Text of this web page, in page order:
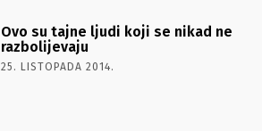
Ovo su tajne ljudi koji se nikad ne
razbolijevaju
25. LISTOPADA 2014.